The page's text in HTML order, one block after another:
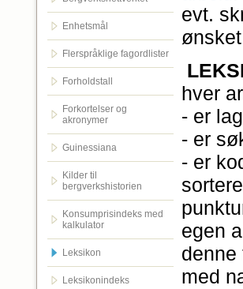
Enhetsmål
Flerspråklige fagordlister
Forholdstall
Forkortelser og
akronymer
Guinessiana
Kilder til
bergverkshistorien
Konsumprisindeks med
kalkulator
Leksikon
Leksikonindeks
evt.
hver
- er
- er
- er
egen
denne
med